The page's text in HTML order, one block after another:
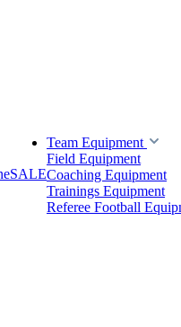
SALE
Team Equipment
Field Equipment
Coaching Equipment
Trainings Equipment
Referee Football